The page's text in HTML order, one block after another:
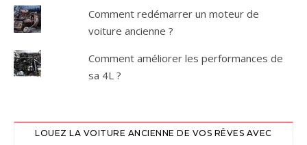
Comment redémarrer un moteur de
voiture ancienne ?
Comment améliorer les performances de
sa 4L ?
LOUEZ LA VOITURE ANCIENNE DE VOS RÊVES AVEC